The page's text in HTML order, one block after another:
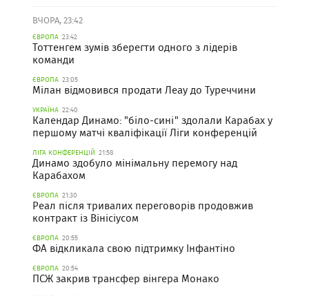
ВЧОРА, 23:42
ЄВРОПА 23:42
Тоттенгем зумів зберегти одного з лідерів
команди
ЄВРОПА 23:05
Мілан відмовився продати Леау до Туреччини
УКРАЇНА 22:40
Календар Динамо: "біло-сині" здолали Карабах у
першому матчі кваліфікації Ліги конференцій
ЛІГА КОНФЕРЕНЦІЙ 21:58
Динамо здобуло мінімальну перемогу над
Карабахом
ЄВРОПА 21:30
Реал після тривалих переговорів продовжив
контракт із Вінісіусом
ЄВРОПА 20:55
ФА відкликала свою підтримку Інфантіно
ЄВРОПА 20:54
ПСЖ закрив трансфер вінгера Монако